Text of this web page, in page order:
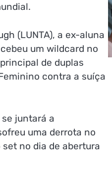
(LUNTA), a ex-aluna
um wildcard no
de duplas
contra a suíça
se juntará a
uma derrota no
no dia de abertura